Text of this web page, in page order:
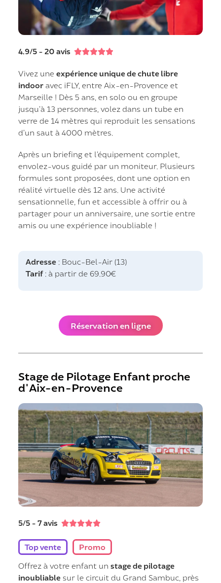
4.9/5 - 20 avis 
Vivez uneexpérience unique de chute libre
indoor avec iFLY, entre Aix-en-Provence et
Marseille ! Dès 5 ans, en solo ou en groupe
jusqu’à 13 personnes, volez dans un tube en
verre de 14 mètres qui reproduit les sensations
d’un saut à 4000 mètres.
Après un briefing et l’équipement complet,
envolez-vous guidé par un moniteur. Plusieurs
formules sont proposées, dont une option en
réalité virtuelle dès 12 ans. Une activité
sensationnelle, fun et accessible à offrir ou à
partager pour un anniversaire, une sortie entre
amis ou une expérience inoubliable !
Adresse : Bouc-Bel-Air (13)
Tarif: à partir de 69.90€
Réservation en ligne
Stage de Pilotage Enfant proche
d'Aix-en-Provence
5/5 - 7 avis 
Top vente
Promo
Offrez à votre enfant unstage de pilotage
inoubliable sur le circuit du Grand Sambuc, près